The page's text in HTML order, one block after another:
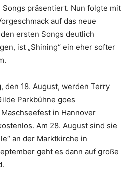
präsentiert. Nun folgte mit
auf das neue
ersten Songs deutlich
ist „Shining“ ein eher softer
den 18. August, werden Terry
Parkbühne goes
in Hannover
Am 28. August sind sie
an der Marktkirche in
geht es dann auf große